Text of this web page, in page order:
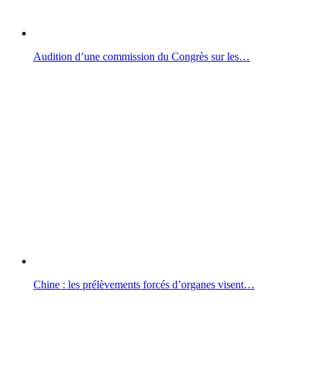
Audition d’une commission du Congrès sur les…
Chine : les prélèvements forcés d’organes visent…